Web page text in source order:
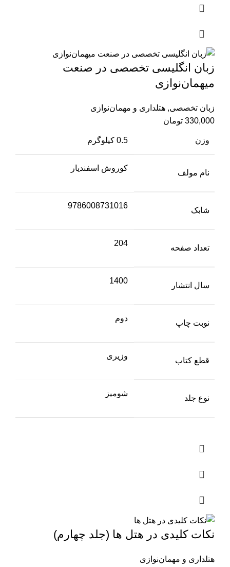
زبان انگلیسی تخصصی در صنعت
میهمان‌نوازی
زبان تخصصی, هتلداری و مهمان‌نوازی
330,000 تومان
وزن 0.5 کیلوگرم
نام مولف
کوروش اسفندیار
شابک
9786008731016
تعداد صفحه
204
سال انتشار
1400
نوبت چاپ
دوم
قطع کتاب
وزیری
نوع جلد
شومیز
نکات کلیدی در هتل ها (جلد چهارم)
هتلداری و مهمان‌نوازی